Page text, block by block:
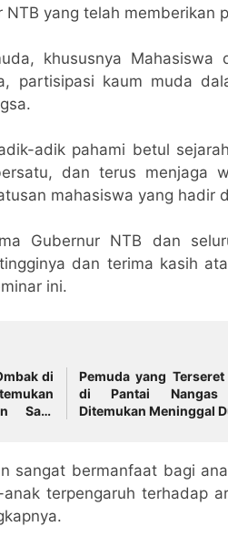
NTB yang telah memberikan
khususnya Mahasiswa
partisipasi kaum muda
adik pahami betul
dan terus menjaga
mahasiswa yang hadir
Gubernur NTB dan
dan terima kasih
ini.
di
Satu
Pemuda yang
di Pantai Nangas
Ditemukan Meninggal
sangat bermanfaat bagi
terpengaruh terhadap